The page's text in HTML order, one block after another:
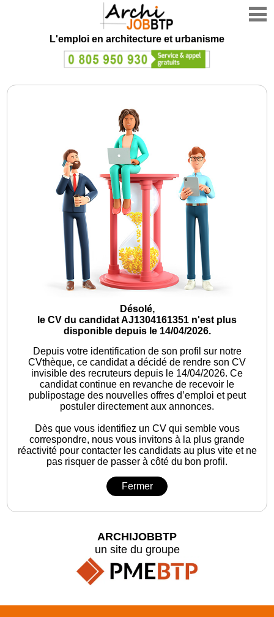
L'emploi en architecture et urbanisme
Désolé,
le CV du candidat AJ1304161351 n'est plus
disponible depuis le 14/04/2026.
Depuis votre identification de son profil sur notre
CVthèque, ce candidat a décidé de rendre son CV
invisible des recruteurs depuis le 14/04/2026. Ce
candidat continue en revanche de recevoir le
publipostage des nouvelles offres d’emploi et peut
postuler directement aux annonces.
Dès que vous identifiez un CV qui semble vous
correspondre, nous vous invitons à la plus grande
réactivité pour contacter les candidats au plus vite et ne
pas risquer de passer à côté du bon profil.
Fermer
ARCHIJOBBTP
un site du groupe